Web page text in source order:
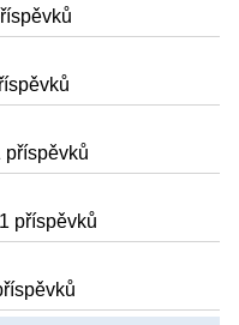
příspěvků
příspěvků